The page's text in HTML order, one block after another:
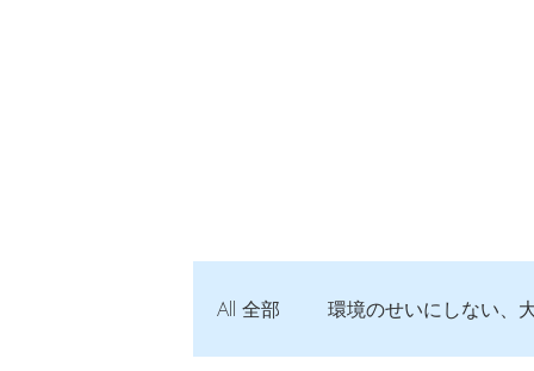
All 全部 環境のせいにしない、